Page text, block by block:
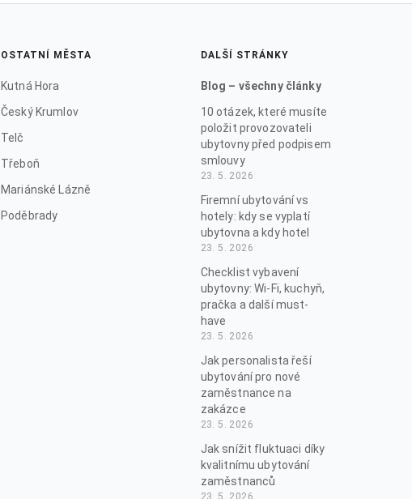
OSTATNÍ MĚSTA
Kutná Hora
Český Krumlov
Telč
Třeboň
Mariánské Lázně
Poděbrady
DALŠÍ STRÁNKY
Blog – všechny články
10 otázek, které musíte
položit provozovateli
ubytovny před podpisem
smlouvy
23. 5. 2026
Firemní ubytování vs
hotely: kdy se vyplatí
ubytovna a kdy hotel
23. 5. 2026
Checklist vybavení
ubytovny: Wi-Fi, kuchyň,
pračka a další must-
have
23. 5. 2026
Jak personalista řeší
ubytování pro nové
zaměstnance na
zakázce
23. 5. 2026
Jak snížit fluktuaci díky
kvalitnímu ubytování
zaměstnanců
23. 5. 2026